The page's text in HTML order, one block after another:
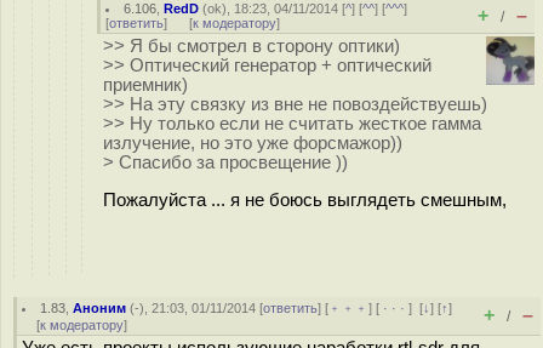
6.106 ,RedD (ok), 18:23, 04/11/2014 [^] [^^] [^^^]
[ответить] [к модератору] + / –
>> Я бы смотрел в сторону оптики)
>> Оптический генератор + оптический
приемник)
>> На эту связку из вне не повоздействуешь)
>> Ну только если не считать жесткое гамма
излучение, но это уже форсмажор))
> Спасибо за просвещение ))
Пожалуйста ... я не боюсь выглядеть смешным,
1.83 ,Аноним (-), 21:03, 01/11/2014 [ответить] [ ﹢﹢﹢] [ · · ·][↓] [↑]
[к модератору] + / –